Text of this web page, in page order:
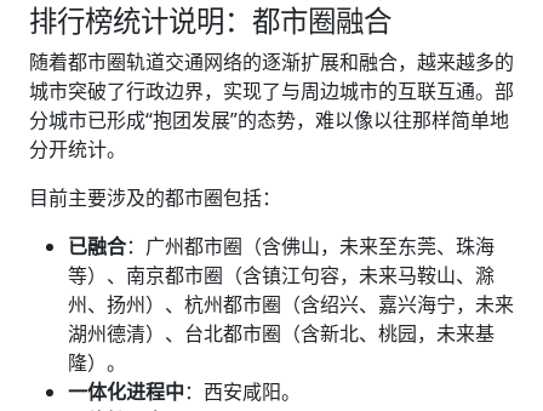
排行榜统计说明：都市圈融合
随着都市圈轨道交通网络的逐渐扩展和融合，越来越多的
城市突破了行政边界，实现了与周边城市的互联互通。部
分城市已形成“抱团发展”的态势，难以像以往那样简单地
分开统计。
目前主要涉及的都市圈包括：
已融合：广州都市圈（含佛山，未来至东莞、珠海
等）、南京都市圈（含镇江句容，未来马鞍山、滁
州、扬州）、杭州都市圈（含绍兴、嘉兴海宁，未来
湖州德清）、台北都市圈（含新北、桃园，未来基
隆）。
一体化进程中：西安咸阳。